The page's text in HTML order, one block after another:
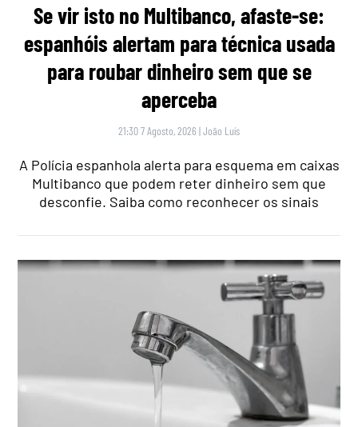
Se vir isto no Multibanco, afaste-se:
espanhóis alertam para técnica usada
para roubar dinheiro sem que se
aperceba
21:30 7 Agosto, 2026 |João Luís
A Polícia espanhola alerta para esquema em caixas
Multibanco que podem reter dinheiro sem que
desconfie. Saiba como reconhecer os sinais